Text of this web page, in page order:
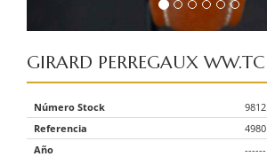
GIRARD PERREGAUX WW.TC
Número Stock
9812
Referencia
4980
Año
------